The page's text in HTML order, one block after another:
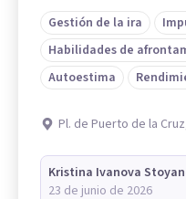
Gestión de la ira
Habilidades de
Autoestima
Pl. de Puerto de la
Kristina Ivanova
23 de junio de 2026